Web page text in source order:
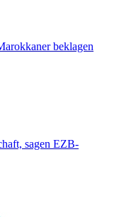
beklagen
sagen EZB-